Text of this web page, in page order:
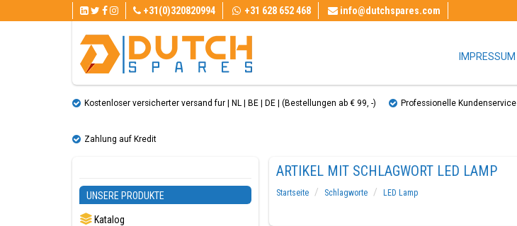
+31(0)320820994 +31 628 652 468 info@dutchspares.com
IMPRESSUM
Kostenloser versicherter versand fur | NL | BE | DE | (Bestellungen ab € 99, ​​-) Professionelle Kundenservice
Zahlung auf Kredit
UNSERE PRODUKTE
Katalog
ARTIKEL MIT SCHLAGWORT LED LAMP
Startseite Schlagworte
LED Lamp